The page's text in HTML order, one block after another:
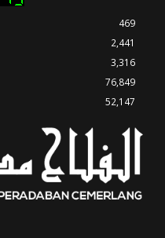
469
2,441
3,316
76,849
52,147